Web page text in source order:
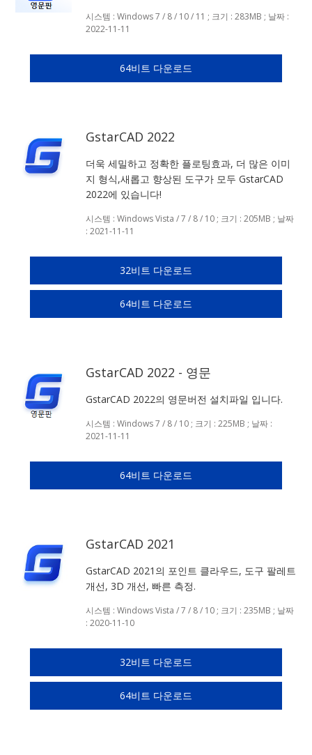
시스템 : Windows 7 / 8 / 10 / 11 ; 크기 : 283MB ; 날짜 :
2022-11-11
64비트 다운로드
GstarCAD 2022
더욱 세밀하고 정확한 플로팅효과, 더 많은 이미
지 형식,새롭고 향상된 도구가 모두 GstarCAD
2022에 있습니다!
시스템 : Windows Vista / 7 / 8 / 10 ; 크기 : 205MB ; 날짜
: 2021-11-11
32비트 다운로드
64비트 다운로드
GstarCAD 2022 - 영문
GstarCAD 2022의 영문버전 설치파일 입니다.
시스템 : Windows 7 / 8 / 10 ; 크기 : 225MB ; 날짜 :
2021-11-11
64비트 다운로드
GstarCAD 2021
GstarCAD 2021의 포인트 클라우드, 도구 팔레트
개선, 3D 개선, 빠른 측정.
시스템 : Windows Vista / 7 / 8 / 10 ; 크기 : 235MB ; 날짜
: 2020-11-10
32비트 다운로드
64비트 다운로드